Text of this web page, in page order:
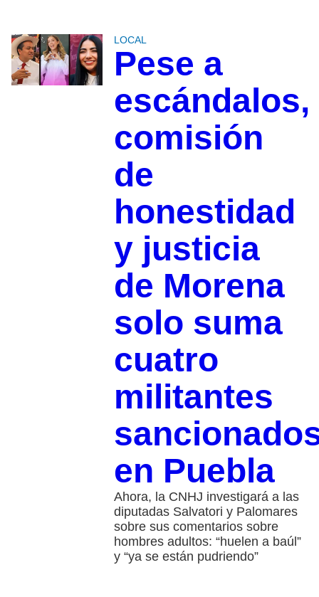
LOCAL
Pese a
escándalos,
comisión
de
honestidad
y justicia
de Morena
solo suma
cuatro
militantes
en Puebla
Ahora, la CNHJ investigará a las
diputadas Salvatori y Palomares
sobre sus comentarios sobre
hombres adultos: “huelen a baúl”
y “ya se están pudriendo”